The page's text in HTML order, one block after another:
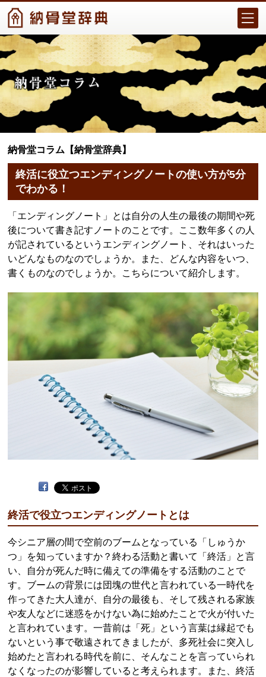
納骨堂コラム【納骨堂辞典】
終活に役立つエンディングノートの使い方が5分
でわかる！
「エンディングノート」とは自分の人生の最後の期間や死
後について書き記すノートのことです。ここ数年多くの人
が記されているというエンディングノート、それはいった
いどんなものなのでしょうか。また、どんな内容をいつ、
書くものなのでしょうか。こちらについて紹介します。
終活で役立つエンディングノートとは
今シニア層の間で空前のブームとなっている「しゅうか
つ」を知っていますか？終わる活動と書いて「終活」と言
い、自分が死んだ時に備えての準備をする活動のことで
す。ブームの背景には団塊の世代と言われている一時代を
作ってきた大人達が、自分の最後も、そして残される家族
や友人などに迷惑をかけない為に始めたことで火が付いた
と言われています。一昔前は「死」という言葉は縁起でも
ないという事で敬遠されてきましたが、多死社会に突入し
始めたと言われる時代を前に、そんなことを言っていられ
なくなったのが影響していると考えられます。また、終活